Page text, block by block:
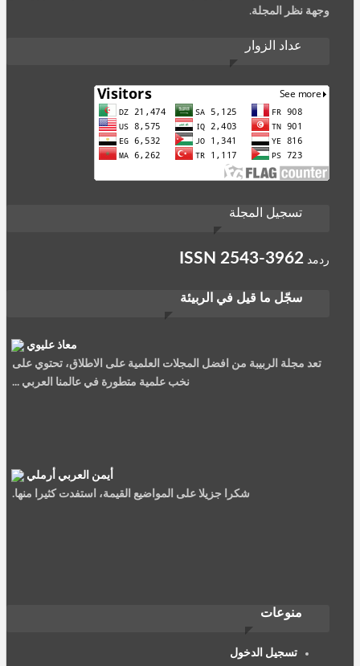
وجهة نظر المجلة.
عداد الزوار
تسجيل المجلة
ردمد ISSN 2543-3962
سجّل ما قيل في الربيئة
معاذ عليوي
تعد مجلة الربيبة من افضل المجلات العلمية على الاطلاق، تحتوي على
نخب علمية متطورة في عالمنا العربي ...
أيمن العربي أرملي
شكرا جزيلا على المواضيع القيمة، استفدت كثيرا منها.
الربيئة مجلة جمعية العلماء المسلمين سليلة الشهاب والمنتقد،......
منوعات
تسجيل الدخول